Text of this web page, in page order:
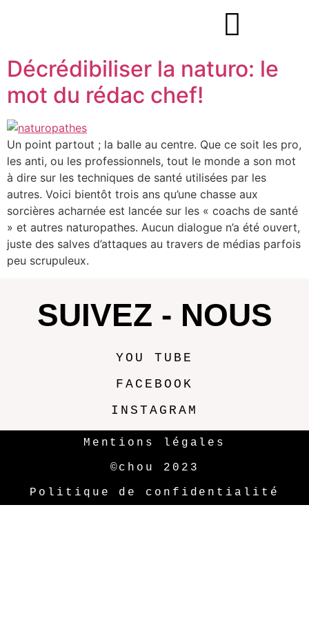
Décrédibiliser la naturo: le
mot du rédac chef!
Un point partout ; la balle au centre. Que ce soit les pro,
les anti, ou les professionnels, tout le monde a son mot
à dire sur les techniques de santé utilisées par les
autres. Voici bientôt trois ans qu’une chasse aux
sorcières acharnée est lancée sur les « coachs de santé
» et autres naturopathes. Aucun dialogue n’a été ouvert,
juste des salves d’attaques au travers de médias parfois
peu scrupuleux.
SUIVEZ - NOUS
YOU TUBE
FACEBOOK
INSTAGRAM
Mentions légales
©chou 2023
Politique de confidentialité